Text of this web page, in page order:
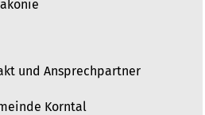
und Ansprechpartner
Korntal